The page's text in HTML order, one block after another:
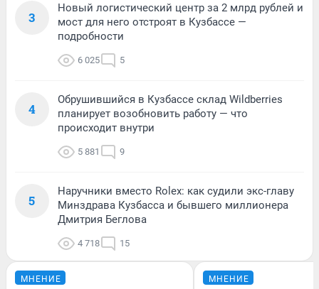
3
Новый логистический центр за 2 млрд рублей и
мост для него отстроят в Кузбассе —
подробности
6 025 5
4
Обрушившийся в Кузбассе склад Wildberries
планирует возобновить работу — что
происходит внутри
5 881 9
5
Наручники вместо Rolex: как судили экс-главу
Минздрава Кузбасса и бывшего миллионера
Дмитрия Беглова
4 718 15
МНЕНИЕ МНЕНИЕ